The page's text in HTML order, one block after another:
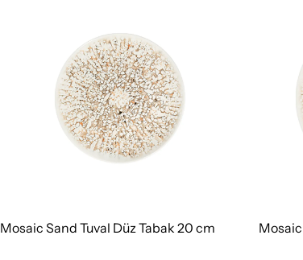
Mosaic Sand Tuval Düz Tabak 20 cm